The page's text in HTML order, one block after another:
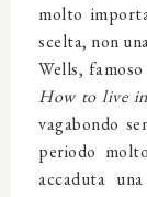
molto
scelta, non
Wells,
How to live
vagabondo
periodo
accaduta